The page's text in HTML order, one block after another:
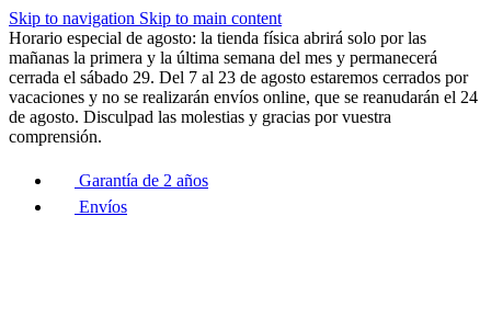
Skip to navigation Skip to main content
Horario especial de agosto: la tienda física abrirá solo por las
mañanas la primera y la última semana del mes y permanecerá
cerrada el sábado 29. Del 7 al 23 de agosto estaremos cerrados por
vacaciones y no se realizarán envíos online, que se reanudarán el 24
de agosto. Disculpad las molestias y gracias por vuestra
comprensión.
Garantía de 2 años
Envíos